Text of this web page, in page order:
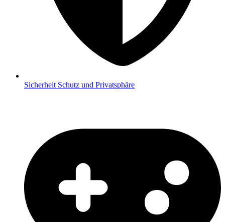
Sicherheit Schutz und Privatsphäre